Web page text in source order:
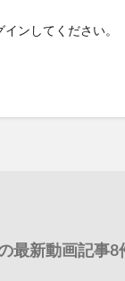
イン してください。
最新動画記事8